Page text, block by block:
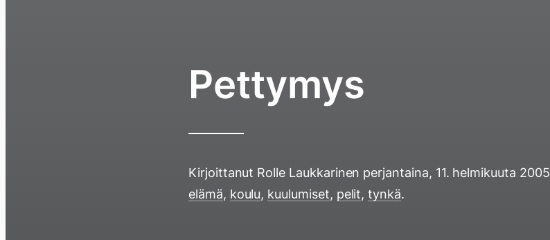
Pettymys
Kirjoittanut Rolle Laukkarinen perjantaina, 11. helmikuuta 2005
elämä, koulu, kuulumiset, pelit,tynkä.